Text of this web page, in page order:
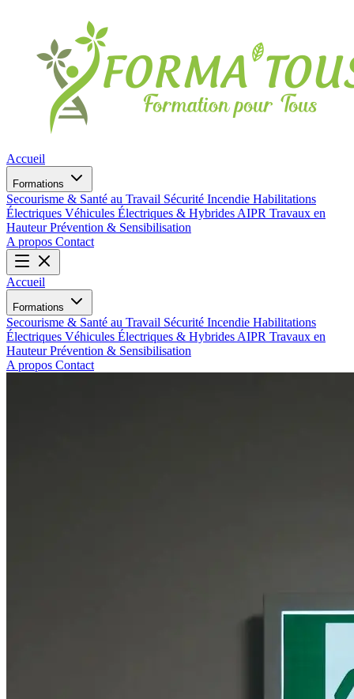
Accueil
Formations
Secourisme & Santé au Travail Sécurité Incendie Habilitations
Électriques Véhicules Électriques & Hybrides AIPR Travaux en
HauteurPrévention & Sensibilisation
A propos Contact
Accueil
Formations
Secourisme & Santé au Travail Sécurité Incendie Habilitations
Électriques Véhicules Électriques & Hybrides AIPR Travaux en
HauteurPrévention & Sensibilisation
A propos Contact